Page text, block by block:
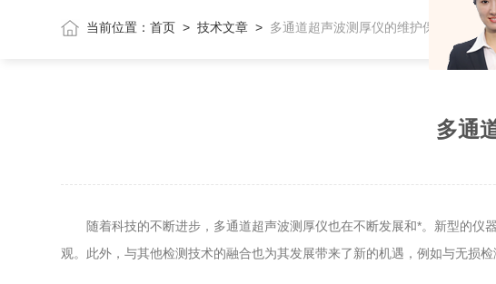
当前位置：首页 >技术文章 > 多通道超声波测厚仪的维护保养方法
多通
随着科技的不断进步，多通道超声波测厚仪也在不断发展和*。新型的仪
观。此外，与其他检测技术的融合也为其发展带来了新的机遇，例如与无损